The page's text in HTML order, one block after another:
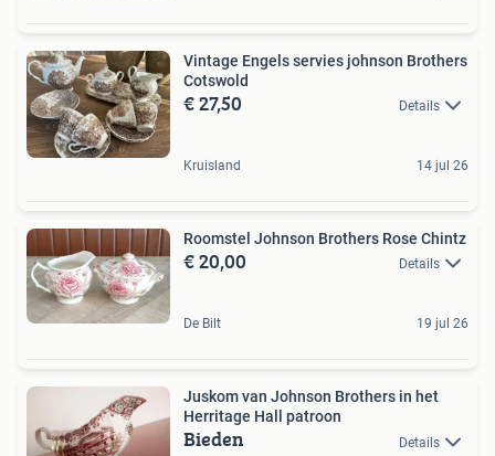
Vintage Engels servies johnson Brothers
Cotswold
€ 27,50 Details
Kruisland 14 jul 26
Roomstel Johnson Brothers Rose Chintz
€ 20,00 Details
De Bilt 19 jul 26
Juskom van Johnson Brothers in het
Herritage Hall patroon
Bieden Details